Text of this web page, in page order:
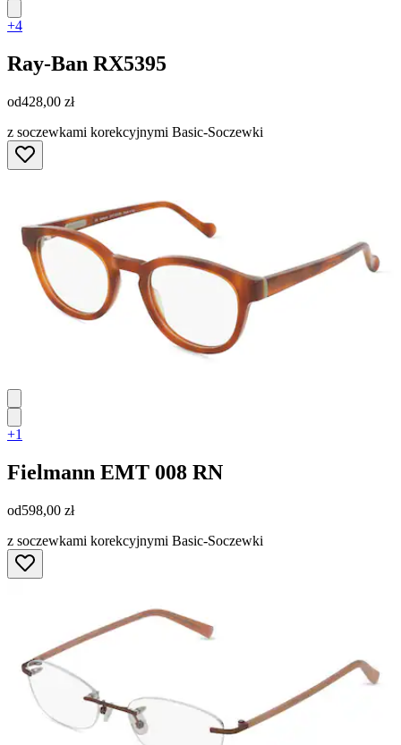
+4
Ray-Ban RX5395
od428,00 zł
z soczewkami korekcyjnymi Basic-Soczewki
+1
Fielmann EMT 008 RN
od598,00 zł
z soczewkami korekcyjnymi Basic-Soczewki